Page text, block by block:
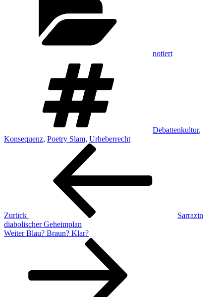
notiert
Debattenkultur,
Konsequenz, Poetry Slam, Urheberrecht
Beitragsnavigation
Zurück
Sarrazin
diabolischer Geheimplan
Nächster
Weiter Blau? Braun? Klar?